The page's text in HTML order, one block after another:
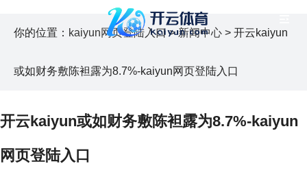
你的位置： kaiyun网页登陆入口>新闻中心 > 开云kaiyun
或如财务敷陈袒露为8.7%-kaiyun网页登陆入口
开云kaiyun或如财务敷陈袒露为8.7%-kaiyun
网页登陆入口